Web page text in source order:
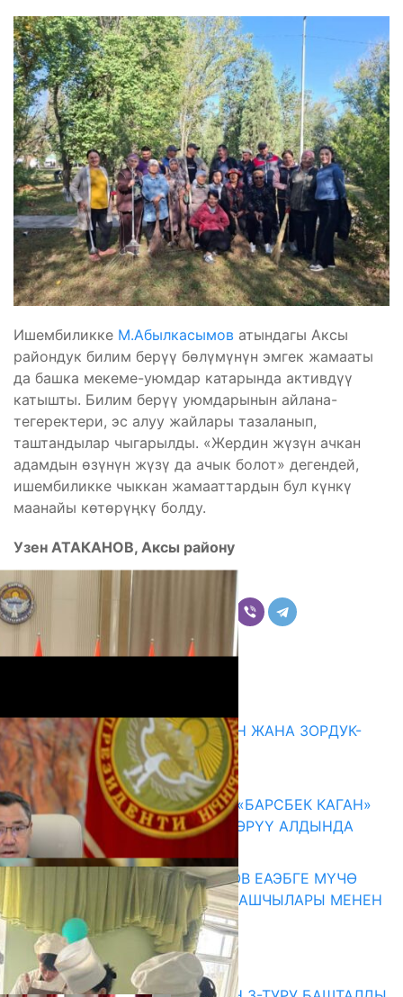
Ишембиликке М.Абылкасымов атындагы Аксы
райондук билим берүү бөлүмүнүн эмгек жамааты
да башка мекеме-уюмдар катарында активдүү
катышты. Билим берүү уюмдарынын айлана-
тегеректери, эс алуу жайлары тазаланып,
таштандылар чыгарылды. «Жердин жүзүн ачкан
адамдын өзүнүн жүзү да ачык болот» дегендей,
ишембиликке чыккан жамааттардын бул күнкү
маанайы көтөрүңкү болду.
Узен АТАКАНОВ, Аксы району
Комментарийлер
ГЕНДЕРДИК БАСМЫРЛООДОН ЖАНА ЗОРДУК-
ЗОМБУЛУКТАН КОРГОО
07.08.2026
КЫРГЫЗ ТАРЫХЫ ТАСМАДА: «БАРСБЕК КАГАН»
КӨРКӨМ ТАСМАСЫ ЖАРЫК КӨРҮҮ АЛДЫНДА
07.08.2026
ПРЕЗИДЕНТ САДЫР ЖАПАРОВ ЕАЭБГЕ МҮЧӨ
МАМЛЕКЕТТЕРДИН ӨКМӨТ БАШЧЫЛАРЫ МЕНЕН
ЖОЛУГУШТУ
07.08.2026
Абитуриент